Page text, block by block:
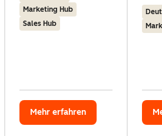
Marketing Hub
Sales Hub
Mehr erfahren